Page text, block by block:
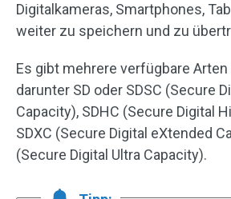
Digitalkameras, Smartphones,
weiter zu speichern und zu
Es gibt mehrere verfügbare Arten
darunter SD oder SDSC (Secure
Capacity), SDHC (Secure Digital
SDXC (Secure Digital eXtended
(Secure Digital Ultra Capacity).